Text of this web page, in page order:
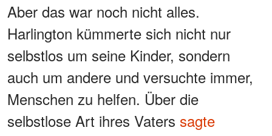
Aber das war noch nicht alles.
Harlington kümmerte sich nicht nur
selbstlos um seine Kinder, sondern
auch um andere und versuchte immer,
Menschen zu helfen. Über die
selbstlose Art ihres Vaters sagte